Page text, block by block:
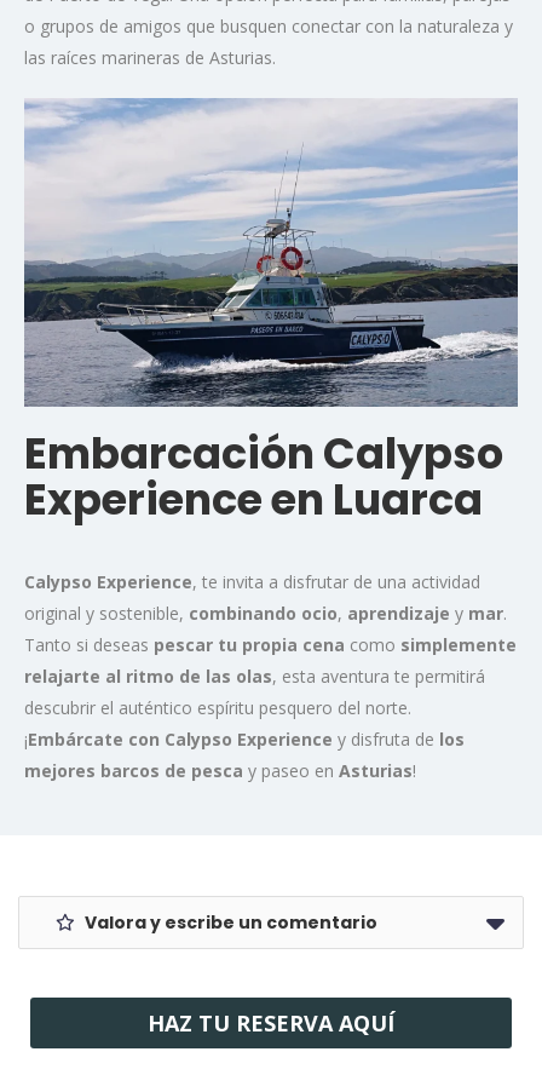
o grupos de amigos que busquen conectar con la naturaleza y
las raíces marineras de Asturias.
Embarcación Calypso
Experience en Luarca
Calypso Experience, te invita a disfrutar de una actividad
original y sostenible, combinando ocio, aprendizaje y mar.
Tanto si deseas pescar tu propia cena como simplemente
relajarte al ritmo de las olas, esta aventura te permitirá
descubrir el auténtico espíritu pesquero del norte.
¡Embárcate con Calypso Experience y disfruta de los
mejores barcos de pesca y paseo en Asturias!
Valora y escribe un comentario
HAZ TU RESERVA AQUÍ